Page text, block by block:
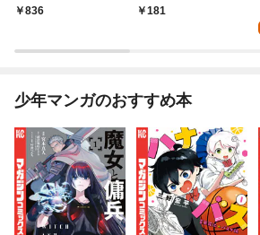
国編】 ０１
836 181
少年マンガのおすすめ本